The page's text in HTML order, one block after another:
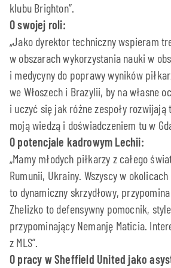
klubu Brighton”.
O swojej roli:
„Jako dyrektor techniczny wspieram
w obszarach wykorzystania nauki w
i medycyny do poprawy wyników
we Włoszech i Brazylii, by na własne
i uczyć się jak różne zespoły rozwijają
moją wiedzą i doświadczeniem tu w
O potencjale kadrowym Lechii:
„Mamy młodych piłkarzy z całego
Rumunii, Ukrainy. Wszyscy w
to dynamiczny skrzydłowy,
Zhelizko to defensywny pomocnik,
przypominający Nemanję Maticia.
z MLS”.
O pracy w Sheffield United jako